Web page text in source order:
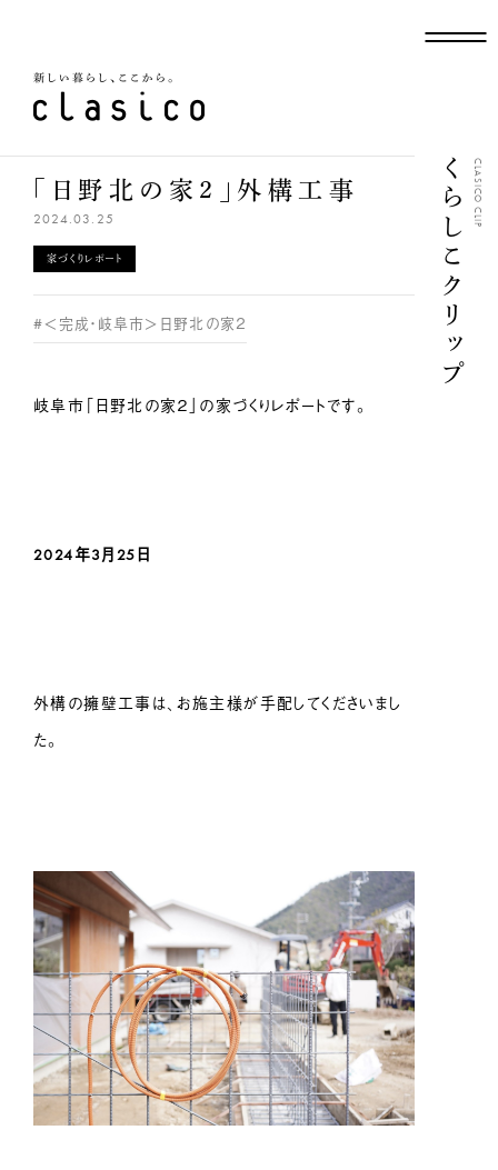
くらしこクリップCLASICO CLIP
「日野北の家２」外構工事
2024.03.25
家づくりレポート
#＜完成・岐阜市＞日野北の家２
岐阜市「日野北の家２」の家づくりレポートです。
2024年3月25 日
外構の擁壁工事は、お施主様が手配してくださいまし
た。